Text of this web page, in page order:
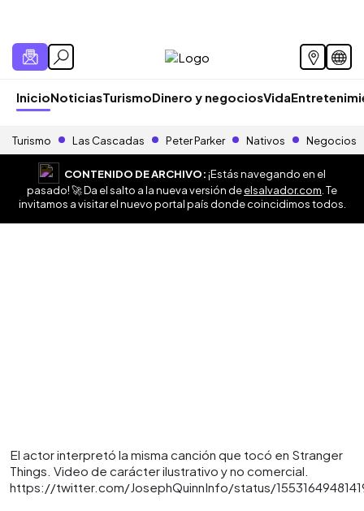
InicioNoticiasTurismoDinero y negociosVida
Turismo Las Cascadas Peter Parker Nativos Negocios
CONTENIDO DE ARCHIVO:¡Estás navegando en el
pasado! 🚀 Da el salto a la nueva versión deelsalvador.com . Te
invitamos a visitar el nuevo portal país donde coincidimos todos.
El actor interpretó la misma canción que tocó en Stranger
Things. Video de carácter ilustrativo y no comercial.
https://twitter.com/JosephQuinnInfo/status/